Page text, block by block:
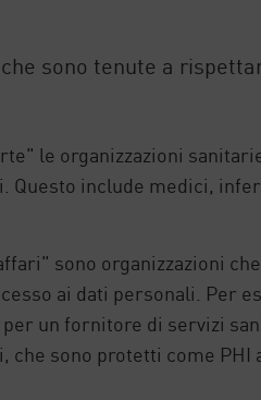
sono tenute a
le organizzazioni
Questo include medici,
sono organizzazioni
ai dati personali. Per
un fornitore di servizi
che sono protetti come PHI